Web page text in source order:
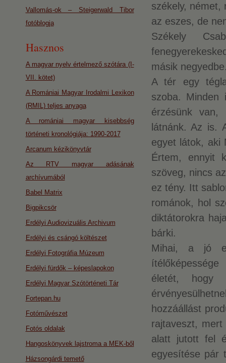
székely, német,
az eszes, de
Székely
másik
A tér egy
szoba. Minden
érzésünk van,
látnánk. Az is.
egyet látok, aki
Értem, ennyit
szöveg, nincs
ez tény. Itt
románok, hol
diktátorokra
bárki.
Mihai, a jó
életét, hogy
hozzáállást
rajtaveszt,
alatt jutott fel
egyesítése pár
Vallomás-ok – Steigerwald Tibor
fotóblogja
Hasznos
A magyar nyelv értelmező szótára (I-
VII. kötet)
A Romániai Magyar Irodalmi Lexikon
(RMIL) teljes anyaga
A romániai magyar kisebbség
történeti kronológiája: 1990-2017
Arcanum kézikönyvtár
Az RTV magyar adásának
archívumából
Babel Matrix
Bigpikcsör
Erdélyi Audiovizuális Archivum
Erdélyi és csángó költészet
Erdélyi Fotográfia Múzeum
Erdélyi fürdők – képeslapokon
Erdélyi Magyar Szótörténeti Tár
Fortepan.hu
Fotóművészet
Fotós oldalak
Hangoskönyvek lajstroma a MEK-ből
Házsongárdi temető